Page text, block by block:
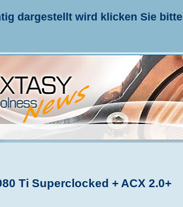
dargestellt wird klicken Sie bitte
Ti Superclocked + ACX 2.0+